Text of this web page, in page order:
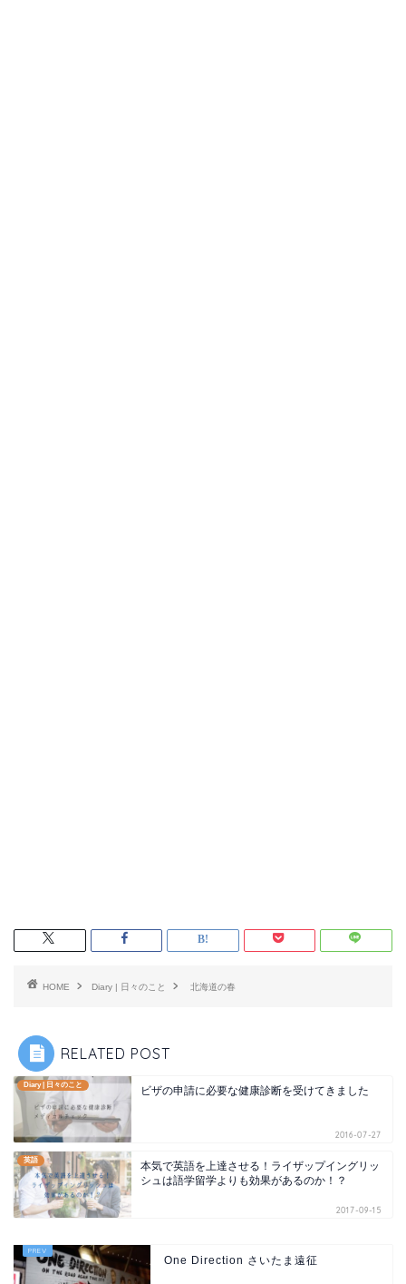
HOME Diary | 日々のこと 北海道の春
RELATED POST
Diary | 日々のこと ビザの申請に必要な健康診断を受けてきました
2016-07-27
英語
本気で英語を上達させる！ライザップイングリッ
シュは語学留学よりも効果があるのか！？
2017-09-15
One Direction さいたま遠征